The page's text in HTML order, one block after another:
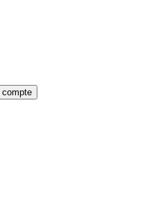
compte